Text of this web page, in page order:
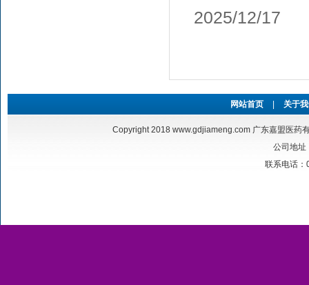
2025/12/17
网站首页 关于
Copyright 2018 www.gdjiameng.com 广东嘉盟医药
公司地址
联系电话